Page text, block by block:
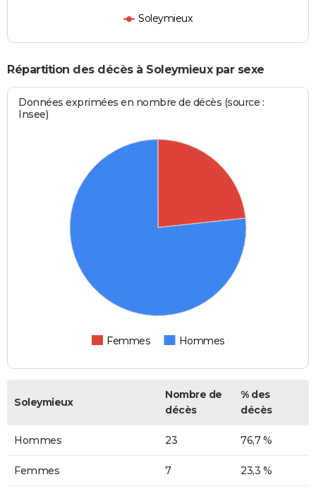
Soleymieux
Répartition des décès à Soleymieux par sexe
Données exprimées en nombre de décès (source :
Insee)
Femmes Hommes
Soleymieux
Nombre de
décès
% des
décès
Hommes 23 76,7 %
Femmes 7 23,3 %